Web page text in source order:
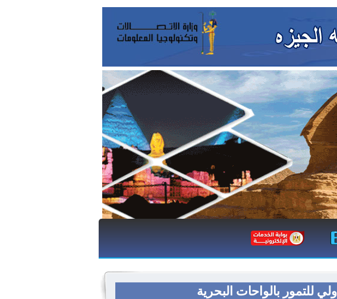
للتمور بالواحات البحرية